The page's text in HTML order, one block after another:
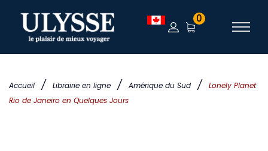
Accueil / Librairie en ligne / Amérique du Sud /
Lonely Planet
Rio de Janeiro en Quelques Jours
0